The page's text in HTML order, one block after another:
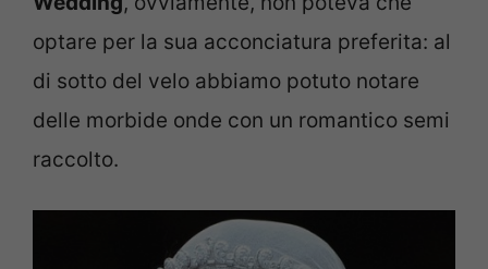
optare per la sua acconciatura preferita: al
di sotto del velo abbiamo potuto notare
delle morbide onde con un romantico semi
raccolto.